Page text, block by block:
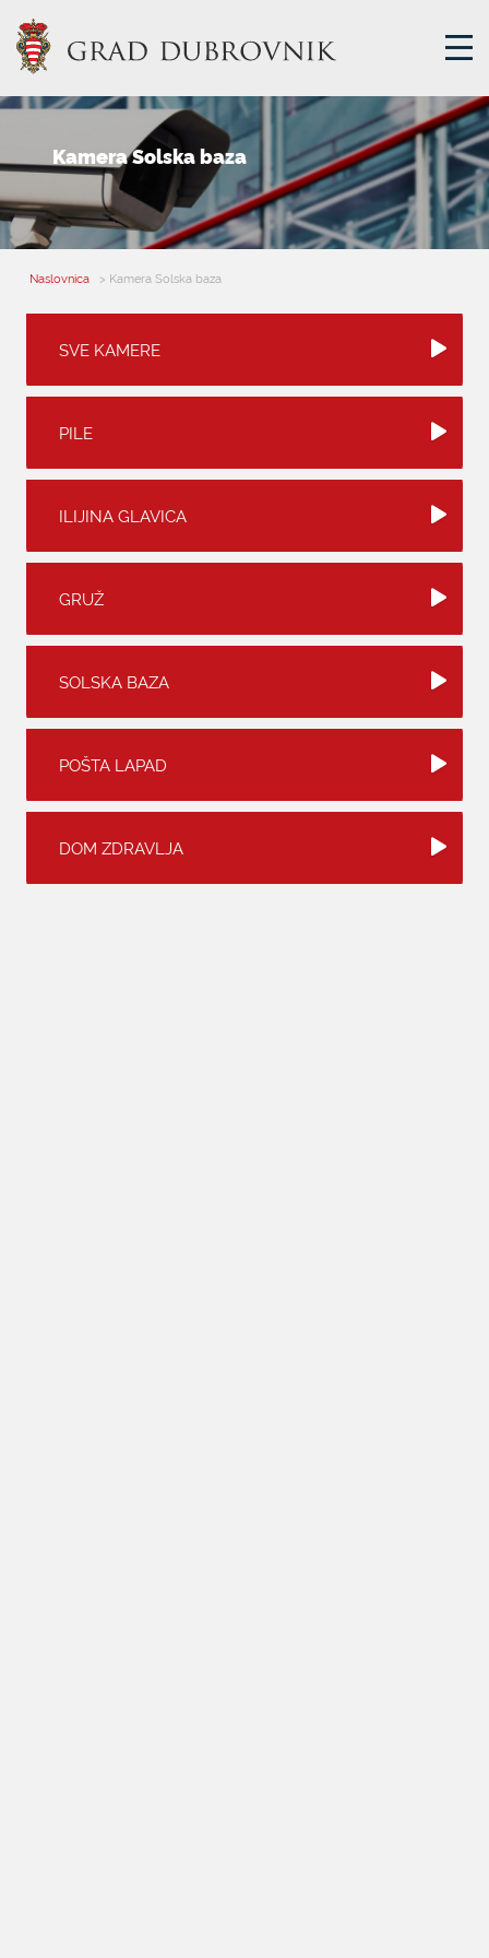
GRADSKA UPRAVA
GRADONAČELNIK
SAVJET MLADIH
MJESNA SAMOUPRAVA
Kamera Solska baza
Naslovnica > Kamera Solska baza
SVE KAMERE
PILE
ILIJINA GLAVICA
GRUŽ
SOLSKA BAZA
POŠTA LAPAD
DOM ZDRAVLJA